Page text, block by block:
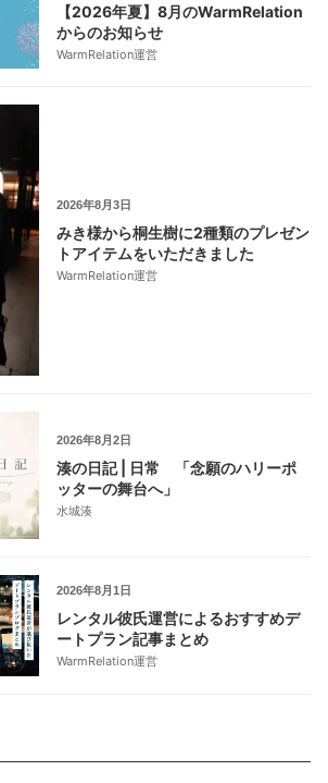
【2026年夏】8月のWarmRelation
からのお知らせ
WarmRelation運営
2026年8月3日
みき様から桐生樹に2種類のプレゼン
トアイテムをいただきました
WarmRelation運営
2026年8月2日
湊の日記 | 日常 「念願のハリーポ
ッターの舞台へ」
水城湊
2026年8月1日
レンタル彼氏運営によるおすすめデ
ートプラン記事まとめ
WarmRelation運営